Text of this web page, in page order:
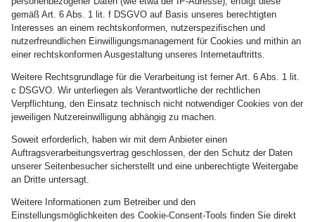
gemäß Art. 6 Abs. 1 lit. f DSGVO auf Basis unseres berechtigten
Interesses an einem rechtskonformen, nutzerspezifischen und
nutzerfreundlichen Einwilligungsmanagement für Cookies und mithin an
einer rechtskonformen Ausgestaltung unseres Internetauftritts.
Weitere Rechtsgrundlage für die Verarbeitung ist ferner Art. 6 Abs. 1 lit.
c DSGVO. Wir unterliegen als Verantwortliche der rechtlichen
Verpflichtung, den Einsatz technisch nicht notwendiger Cookies von der
jeweiligen Nutzereinwilligung abhängig zu machen.
Soweit erforderlich, haben wir mit dem Anbieter einen
Auftragsverarbeitungsvertrag geschlossen, der den Schutz der Daten
unserer Seitenbesucher sicherstellt und eine unberechtigte Weitergabe
an Dritte untersagt.
Weitere Informationen zum Betreiber und den
Einstellungsmöglichkeiten des Cookie-Consent-Tools finden Sie direkt